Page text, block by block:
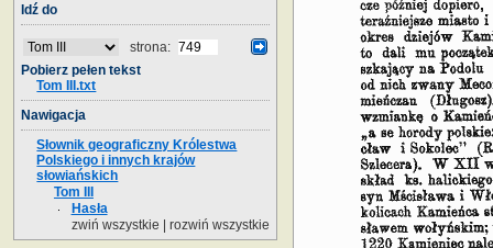
Idź do
strona:
Pobierz pełen tekst
Tom III.txt
Nawigacja
Słownik geograficzny Królestwa
Polskiego i innych krajów
słowiańskich
Tom III
Hasła
zwiń wszystkie
rozwiń wszystkie